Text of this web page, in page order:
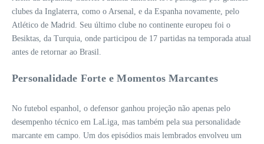
clubes da Inglaterra, como o Arsenal, e da Espanha novamente, pelo
Atlético de Madrid. Seu último clube no continente europeu foi o
Besiktas, da Turquia, onde participou de 17 partidas na temporada atual
antes de retornar ao Brasil.
Personalidade Forte e Momentos Marcantes
No futebol espanhol, o defensor ganhou projeção não apenas pelo
desempenho técnico em LaLiga, mas também pela sua personalidade
marcante em campo. Um dos episódios mais lembrados envolveu um